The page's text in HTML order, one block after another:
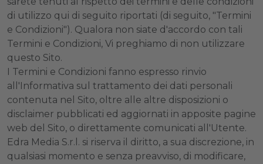
di utilizzo qui di seguito riportati (di seguito, "Termini
e Condizioni"). Qualora non siate d'accordo con tali
Termini e Condizioni, Vi preghiamo di non utilizzare
questo Sito.
I Termini e Condizioni fanno espresso rinvio
all'Informativa sul trattamento dei dati personali
contenuta nel Sito, oltre alle altre disposizioni o
disclaimer pubblicati ed aggiornati in apposite pagine
web del Sito, o direttamente comunicati all'Utente.
Edra Media S.r.l. si riserva il diritto, a sua discrezione, in
qualsiasi momento e senza preavviso, di modificare,